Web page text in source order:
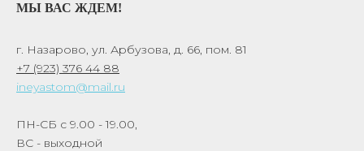
МЫ ВАС ЖДЕМ!
г. Назарово, ул. Арбузова, д. 66, пом. 81
+7 (923) 376 44 88
ineyastom@mail.ru
ПН-СБ с 9.00 - 19.00,
ВС - выходной